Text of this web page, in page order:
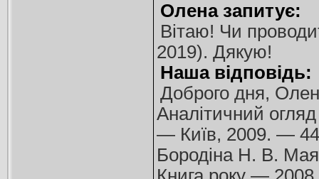
Олена запитує:
Вітаю! Чи
2019). Дякую!
Наша відповідь:
Доброго дня,
Аналітичний
— Київ, 2009. —
Бородіна Н. В.